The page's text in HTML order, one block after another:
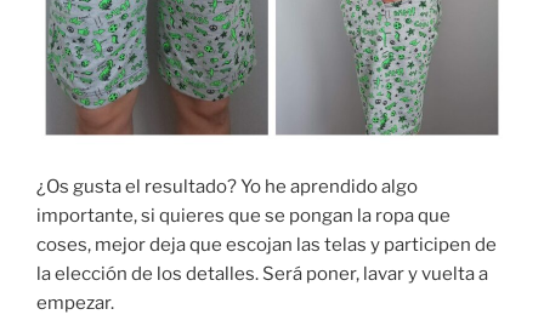
¿Os gusta el resultado? Yo he aprendido algo
importante, si quieres que se pongan la ropa que
coses, mejor deja que escojan las telas y participen de
la elección de los detalles. Será poner, lavar y vuelta a
empezar.